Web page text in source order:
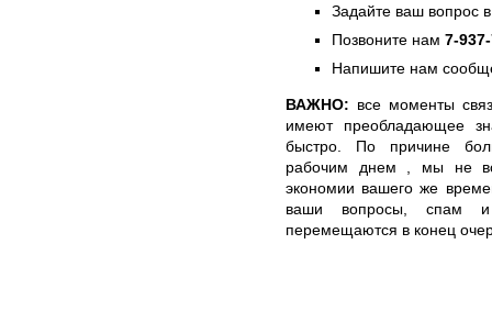
Задайте ваш вопрос
Позвоните нам 7-
Напишите нам
ВАЖНО: все моменты
имеют преобладающее
быстро. По причине
рабочим днем , мы не
экономии вашего же
ваши вопросы, спам
перемещаются в конец